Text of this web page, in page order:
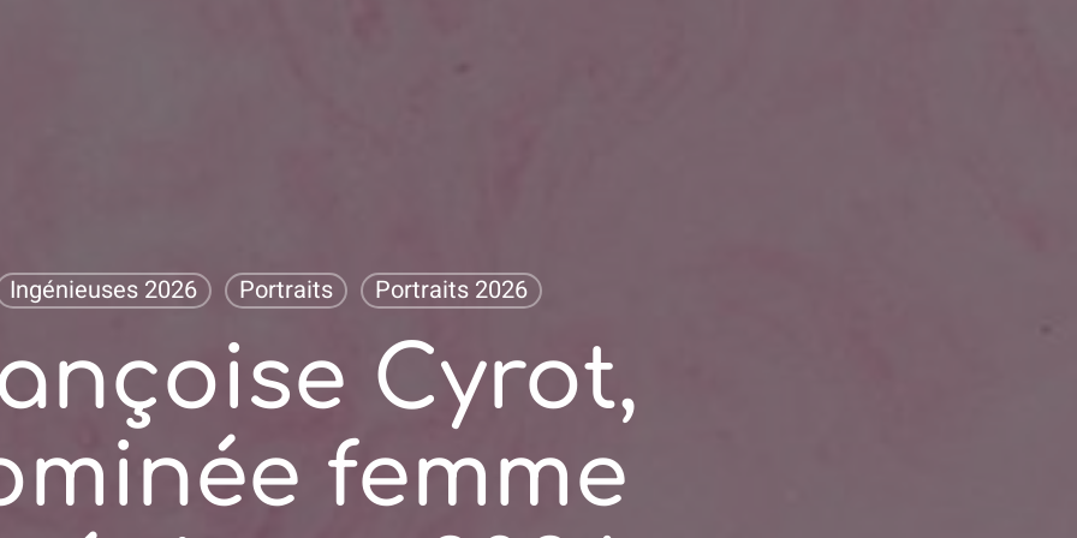
Ingénieuses 2026 Portraits Portraits 2026
Cyrot,
femme